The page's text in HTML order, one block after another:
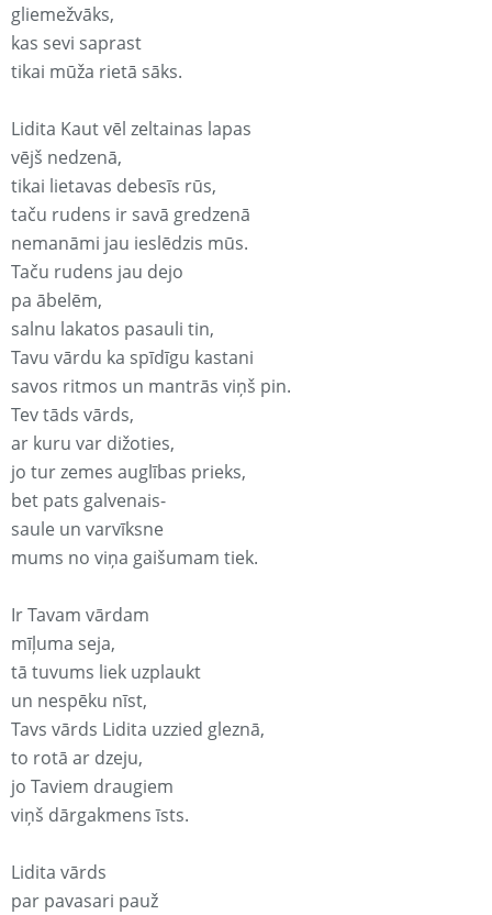
gliemežvāks,
kas sevi saprast
tikai mūža rietā sāks.
Lidita Kaut vēl zeltainas lapas
vējš nedzenā,
tikai lietavas debesīs rūs,
taču rudens ir savā gredzenā
nemanāmi jau ieslēdzis mūs.
Taču rudens jau dejo
pa ābelēm,
salnu lakatos pasauli tin,
Tavu vārdu ka spīdīgu kastani
savos ritmos un mantrās viņš pin.
Tev tāds vārds,
ar kuru var dižoties,
jo tur zemes auglības prieks,
bet pats galvenais-
saule un varvīksne
mums no viņa gaišumam tiek.
Ir Tavam vārdam
mīļuma seja,
tā tuvums liek uzplaukt
un nespēku nīst,
Tavs vārds Lidita uzzied gleznā,
to rotā ar dzeju,
jo Taviem draugiem
viņš dārgakmens īsts.
Lidita vārds
par pavasari pauž